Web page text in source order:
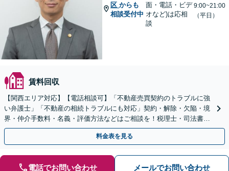
区 からも
相談受付中
面・電話・ビデ
オなど)は応相
談
9:00~21:00
（平日）
賃料回収
【関西エリア対応】【電話相談可】「不動産売買契約のトラブルに強
い弁護士」「不動産の相続トラブルにも対応」契約・解除・欠陥・境
界・仲介手数料・名義・評価方法などはご相談を！税理士・司法書
士・不動産業者などと連携対応◎【英語・韓国語対応】
料金表を見る
電話でお問い合わせ メールでお問い合わせ